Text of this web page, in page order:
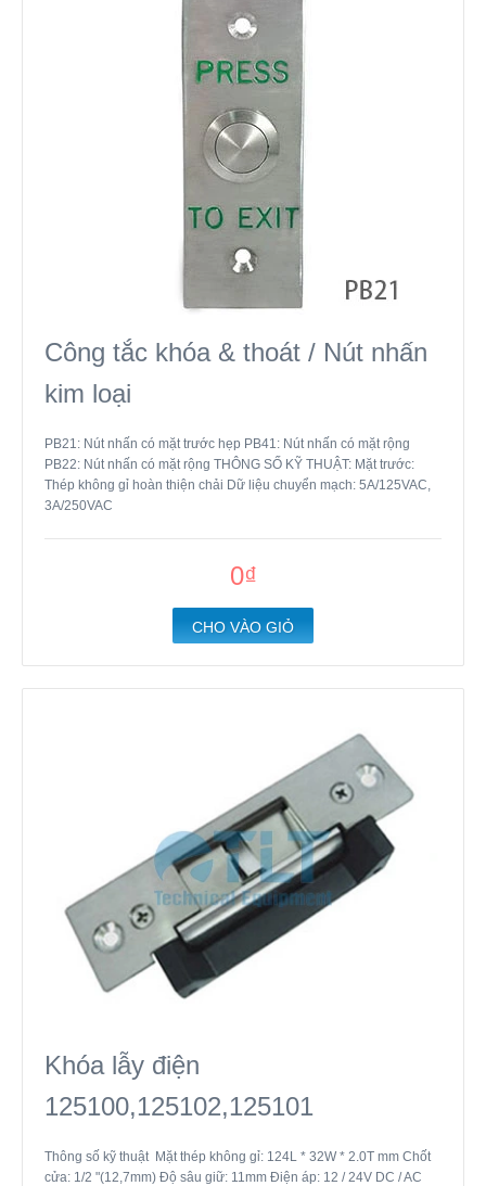
Công tắc khóa & thoát / Nút nhấn
kim loại
PB21: Nút nhấn có mặt trước hẹp PB41: Nút nhấn có mặt rộng
PB22: Nút nhấn có mặt rộng THÔNG SỐ KỸ THUẬT: Mặt trước:
Thép không gỉ hoàn thiện chải Dữ liệu chuyển mạch: 5A/125VAC,
3A/250VAC
0₫
CHO VÀO GIỎ
Khóa lẫy điện
125100,125102,125101
Thông số kỹ thuật Mặt thép không gỉ: 124L * 32W * 2.0T mm Chốt
cửa: 1/2 "(12,7mm) Độ sâu giữ: 11mm Điện áp: 12 / 24V DC / AC